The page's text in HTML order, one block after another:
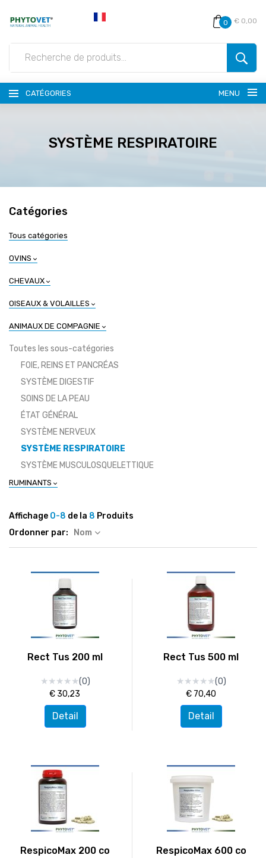
0 € 0,00
CATÉGORIES MENU
SYSTÈME RESPIRATOIRE
Catégories
Tous catégories
OVINS
CHEVAUX
OISEAUX & VOLAILLES
ANIMAUX DE COMPAGNIE
Toutes les sous-catégories
FOIE, REINS ET PANCRÉAS
SYSTÈME DIGESTIF
SOINS DE LA PEAU
ÉTAT GÉNÉRAL
SYSTÈME NERVEUX
SYSTÈME RESPIRATOIRE
SYSTÈME MUSCULOSQUELETTIQUE
RUMINANTS
Affichage 0-8 de la 8 Produits
Ordonner par:
Nom
Rect Tus 200 ml
★
★★
★★
★★
★★
★(0)
€ 30,23
Detail
Rect Tus 500 ml
★
★★
★★
★★
★★
★(0)
€ 70,40
Detail
RespicoMax 200 co RespicoMax 600 co